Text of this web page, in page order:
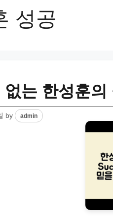
성공
없는 한성훈의
by admin